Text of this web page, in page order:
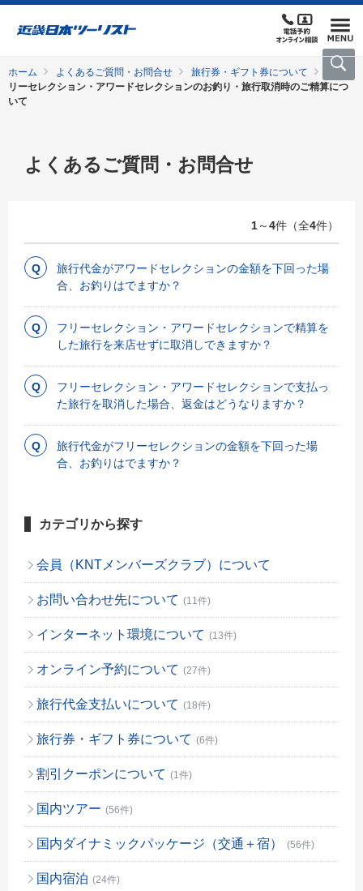
ホーム よくあるご質問・お問合せ 旅行券・ギフト券について
フ
リーセレクション・アワードセレクションのお釣り・旅行取消時のご精算につ
いて
よくあるご質問・お問合せ
1～4件（全4件）
旅行代金がアワードセレクションの金額を下回った場
合、お釣りはでますか？
フリーセレクション・アワードセレクションで精算を
した旅行を来店せずに取消しできますか？
フリーセレクション・アワードセレクションで支払っ
た旅行を取消した場合、返金はどうなりますか？
旅行代金がフリーセレクションの金額を下回った場
合、お釣りはでますか？
カテゴリから探す
会員（KNTメンバーズクラブ）について
お問い合わせ先について (11件)
インターネット環境について (13件)
オンライン予約について (27件)
旅行代金支払いについて (18件)
旅行券・ギフト券について (6件)
割引クーポンについて (1件)
国内ツアー (56件)
国内ダイナミックパッケージ（交通＋宿） (56件)
国内宿泊 (24件)